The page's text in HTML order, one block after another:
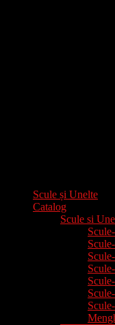
Scule și Unelte
Catalog
Scule si